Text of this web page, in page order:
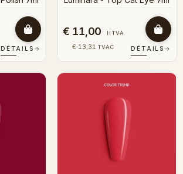
DÉTAILS →
€ 11,00 HTVA
€ 13,31 TVAC DÉTAILS →